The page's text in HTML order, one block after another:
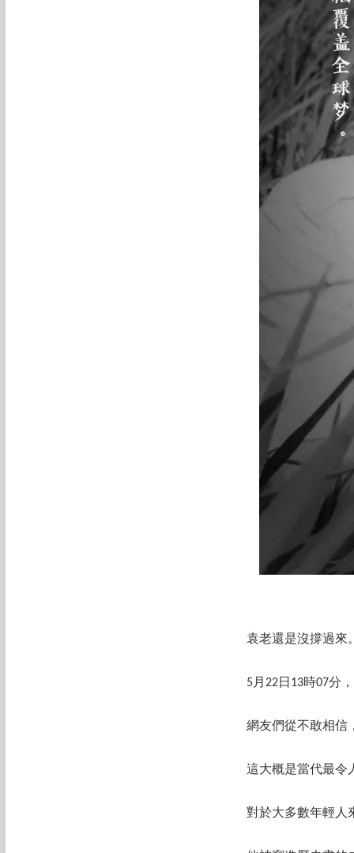
袁老還是沒撐過來
5月22日13時07分
網友們從不敢相信
這大概是當代最令
對於大多數年輕人